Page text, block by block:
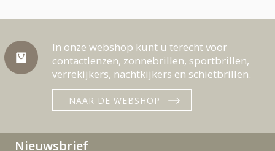
In onze webshop kunt u terecht voor
contactlenzen, zonnebrillen, sportbrillen,
verrekijkers, nachtkijkers en schietbrillen.
NAAR DE WEBSHOP
Nieuwsbrief